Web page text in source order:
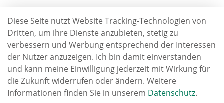
Unternehmen aufgrund der Branchenerfahrung in der Lage, Ihnen bei
branchenspezifischen Aufgaben zu helfen oder Projekte umzusetzen.
Dies umfasst zum Beispiel:
Umfassende Hilfe bei Branchensoftware
Datenaustauschverfahren (EDI)
Abrechnung nach §300 & §302
Elektronische Kostenvoranschläge
Diese Seite nutzt Website Tracking-Technologien von
Dritten, um ihre Dienste anzubieten, stetig zu
verbessern und Werbung entsprechend der Interessen
der Nutzer anzuzeigen. Ich bin damit einverstanden
und kann meine Einwilligung jederzeit mit Wirkung für
die Zukunft widerrufen oder ändern. Weitere
Informationen finden Sie in unserem Datenschutz.